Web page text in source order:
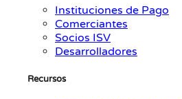
Instituciones de Pago
Comerciantes
Socios ISV
Desarrolladores
Recursos